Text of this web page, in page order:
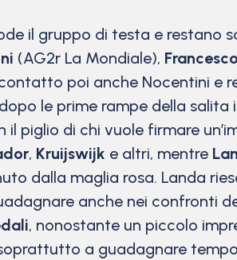
il gruppo di testa e restano
(AG2r La Mondiale),
contatto poi anche Nocentini e
le prime rampe della
il piglio di chi vuole firmare
, Kruijswijk e altri, mentre
dalla maglia rosa. Landa
anche nei confronti
, nonostante un piccolo
a guadagnare